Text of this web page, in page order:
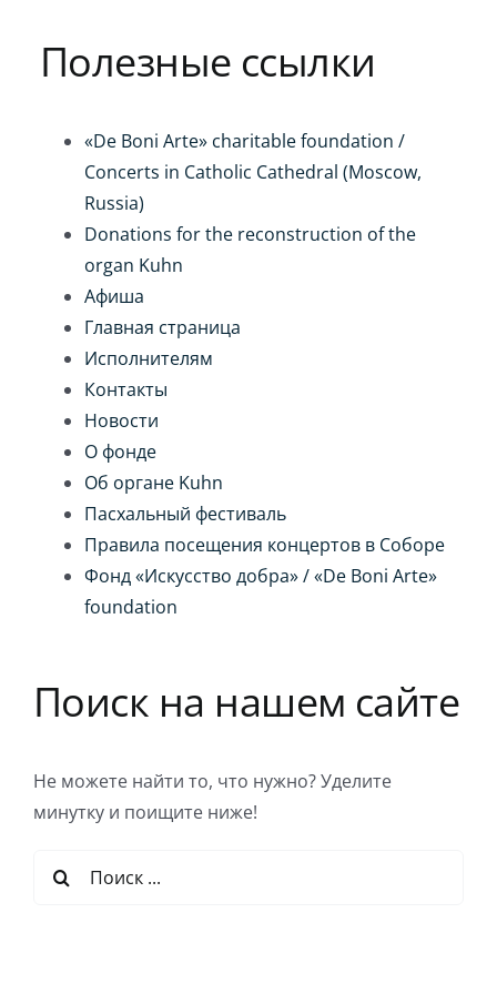
Полезные ссылки
«De Boni Arte» charitable foundation /
Concerts in Catholic Cathedral (Moscow,
Russia)
Donations for the reconstruction of the
organ Kuhn
Афиша
Главная страница
Исполнителям
Контакты
Новости
О фонде
Об органе Kuhn
Пасхальный фестиваль
Правила посещения концертов в Соборе
Фонд «Искусство добра» / «De Boni Arte»
foundation
Поиск на нашем сайте
Не можете найти то, что нужно? Уделите
минутку и поищите ниже!
Результат
поиска: